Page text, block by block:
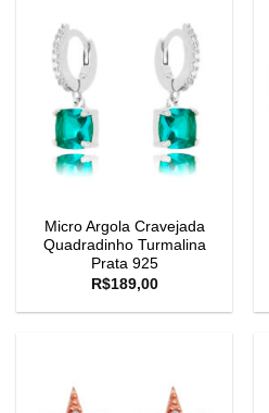
Micro Argola Cravejada
Quadradinho Turmalina
Prata 925
R$189,00